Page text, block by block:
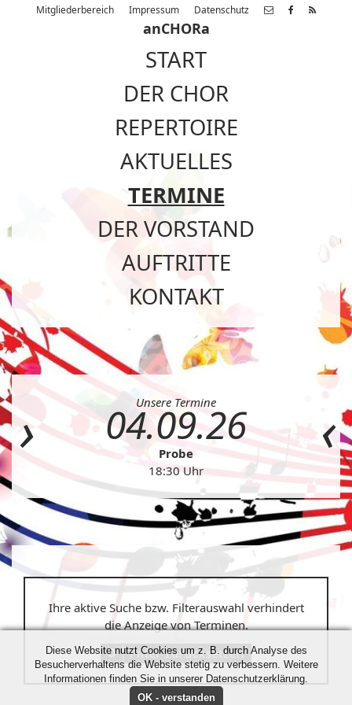
Mitgliederbereich Impressum Datenschutz
anCHORa
START
DER CHOR
REPERTOIRE
AKTUELLES
TERMINE
DER VORSTAND
AUFTRITTE
KONTAKT
Unsere Termine
04.09.26
Probe
18:30 Uhr
Ihre aktive Suche bzw. Filterauswahl verhindert
die Anzeige von Terminen.
Filter zurücksetzen
Diese Website nutzt Cookies um z. B. durch Analyse des
Besucherverhaltens die Website stetig zu verbessern. Weitere
Informationen finden Sie in unserer Datenschutzerklärung.